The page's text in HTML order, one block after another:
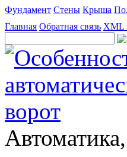
Фундамент Стены Крыша
Главная Обратная связь XML